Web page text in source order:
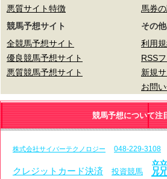
悪質サイト特徴
馬券
競馬予想サイト
全競馬予想サイト
優良競馬予想サイト
悪質競馬予想サイト
その
利用
RSS
新規
お問
競馬予想について注
株式会社サイバーテクノロジー 048-229-3108
クレジットカード決済 投資競馬